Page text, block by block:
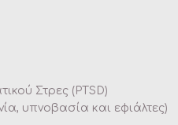
Στρες (PTSD)
υπνοβασία και εφιάλτες)